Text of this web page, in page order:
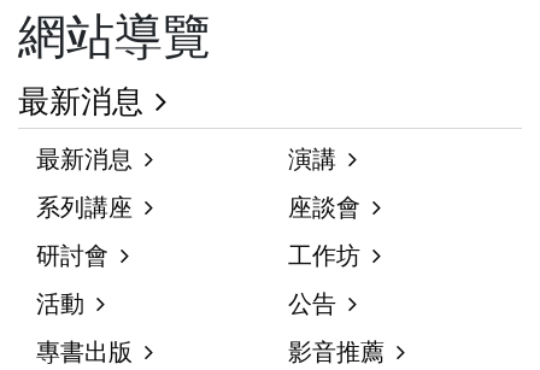
網站導覽
最新消息
最新消息
演講
系列講座
座談會
研討會
工作坊
活動
公告
專書出版
影音推薦